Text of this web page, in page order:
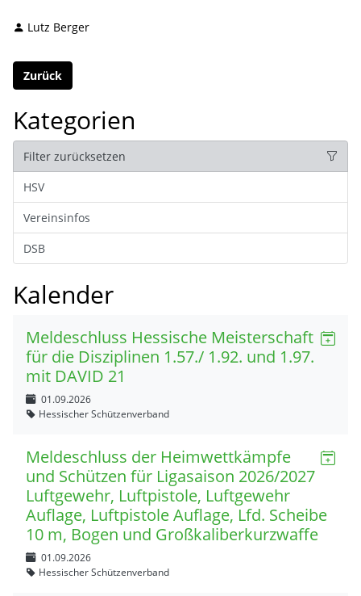
Lutz Berger
Zurück
Kategorien
Filter zurücksetzen
HSV
Vereinsinfos
DSB
Kalender
Meldeschluss Hessische Meisterschaft
für die Disziplinen 1.57./ 1.92. und 1.97.
mit DAVID 21
01.09.2026
Hessischer Schützenverband
Meldeschluss der Heimwettkämpfe
und Schützen für Ligasaison 2026/2027
Luftgewehr, Luftpistole, Luftgewehr
Auflage, Luftpistole Auflage, Lfd. Scheibe
10 m, Bogen und Großkaliberkurzwaffe
01.09.2026
Hessischer Schützenverband